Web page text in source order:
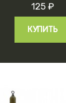
125 ₽
КУПИТЬ